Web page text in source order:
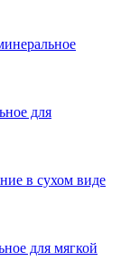
для
в сухом виде
для мягкой